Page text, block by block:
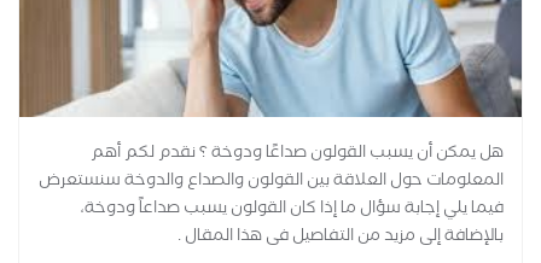
هل يمكن أن يسبب القولون صداعًا ودوخة ؟ نقدم لكم أهم
المعلومات حول العلاقة بين القولون والصداع والدوخة سنستعرض
فيما يلي إجابة سؤال ما إذا كان القولون يسبب صداعاً ودوخة،
بالإضافة إلى مزيد من التفاصيل فى هذا المقال .